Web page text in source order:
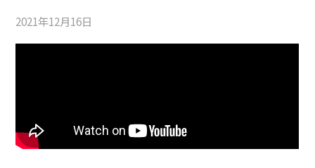
2021年12月16日